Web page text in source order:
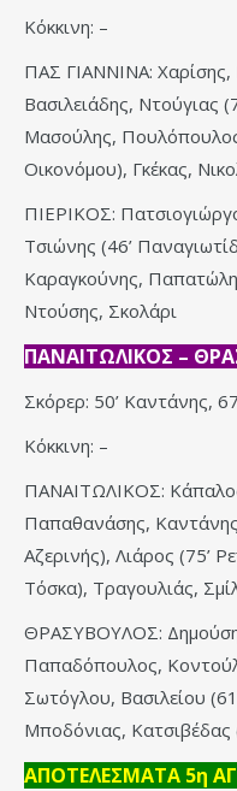
Κόκκινη: –
ΠΑΣ ΓΙΑΝΝΙΝΑ:
Βασιλειάδης, Ντούγιας
Μασούλης,
Οικονόμου), Γκέκας,
ΠΙΕΡΙΚΟΣ:
Τσιώνης (46’
Καραγκούνης,
Ντούσης, Σκολάρι
ΠΑΝΑΙΤΩΛΙΚΟΣ –
Σκόρερ: 50’ Καντάνης,
Κόκκινη: –
ΠΑΝΑΙΤΩΛΙΚΟΣ:
Παπαθανάσης,
Αζερινής), Λιάρος (75’
Τόσκα), Τραγουλιάς,
ΘΡΑΣΥΒΟΥΛΟΣ:
Παπαδόπουλος,
Σωτόγλου, Βασιλείου
Μποδόνιας, Κατσιβέδας
ΑΠΟΤΕΛΕΣΜΑΤΑ 5η